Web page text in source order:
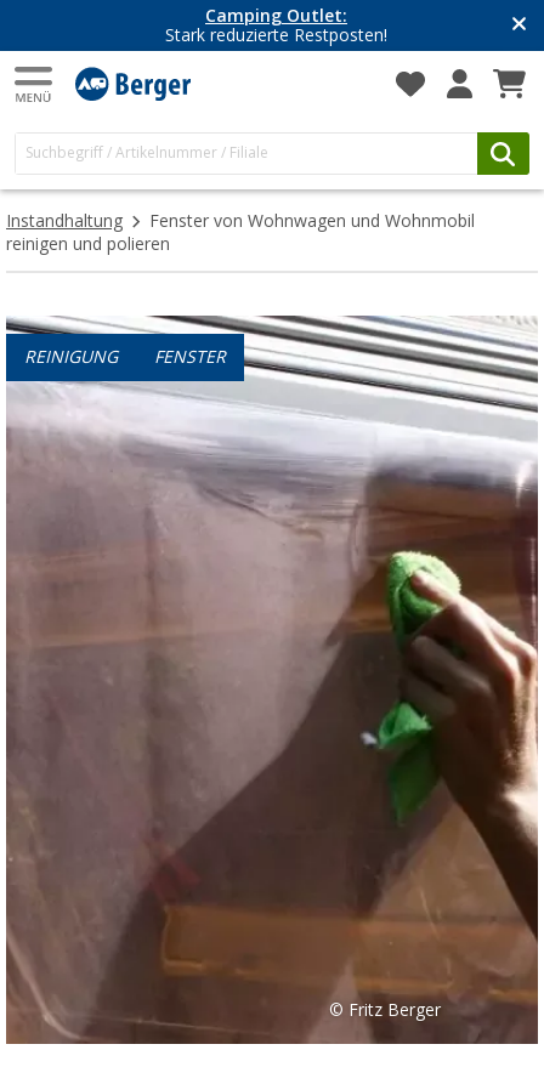
Camping Outlet:
Stark reduzierte Restposten!
Instandhaltung
Fenster von Wohnwagen und Wohnmobil
reinigen und polieren
REINIGUNG FENSTER
© Fritz Berger